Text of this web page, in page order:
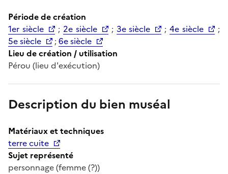
Période de création
1er siècle
; 2e siècle ; 3e siècle ;4e siècle
;
5e siècle
;6e siècle
Lieu de création / utilisation
Pérou (lieu d'exécution)
Description du bien muséal
Matériaux et techniques
terre cuite
Sujet représenté
personnage (femme (?))